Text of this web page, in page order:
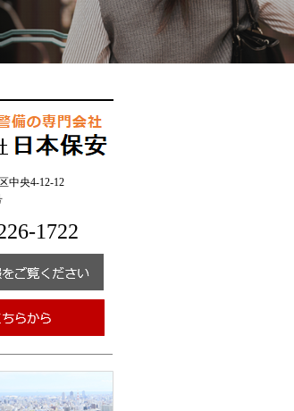
中央4-12-12
1722